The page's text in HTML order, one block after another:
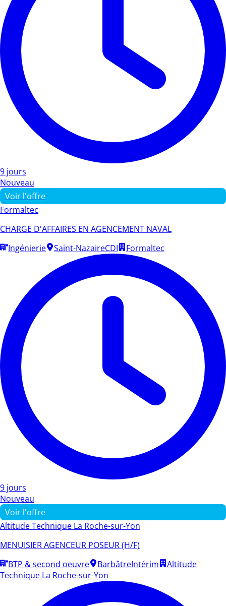
9 jours
Nouveau
Voir l'offre
Formaltec
CHARGE D'AFFAIRES EN AGENCEMENT NAVAL
Ingénierie
Saint-NazaireCDI Formaltec
9 jours
Nouveau
Voir l'offre
Altitude Technique La Roche-sur-Yon
MENUISIER AGENCEUR POSEUR (H/F)
BTP & second oeuvre
BarbâtreIntérim
Altitude
Technique La Roche-sur-Yon